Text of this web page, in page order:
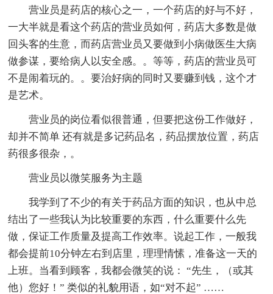
营业员是药店的核心之一，一个药店的好与不好，
一大半就是看这个药店的营业员如何，药店大多数是做
回头客的生意，而药店营业员又要做到小病做医生大病
做参谋，要给病人以安全感。。等等，药店的营业员可
不是闹着玩的。。要治好病的同时又要赚到钱，这个才
是艺术。
营业员的岗位看似很普通，但要把这份工作做好，
却并不简单 还有就是多记药品名，药品摆放位置，药店
药很多很杂，。
营业员以微笑服务为主题
我学到了不少的有关于药品方面的知识，也从中总
结出了一些我认为比较重要的东西，什么重要什么先
做，保证工作质量及提高工作效率。说起工作，一般我
都会提前10分钟左右到店里，理理情愫，准备这一天的
上班。当看到顾客，我都会微笑的说： “先生，（或其
他）您好！” 类似的礼貌用语，如“对不起” ……